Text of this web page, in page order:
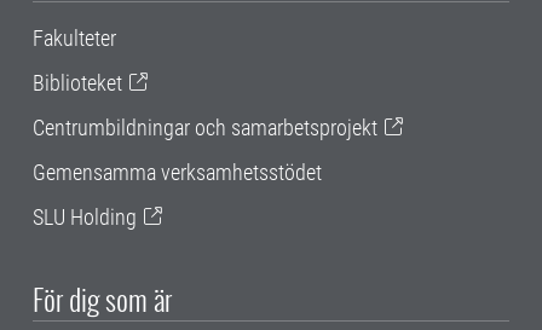
Fakulteter
Biblioteket
Centrumbildningar och samarbetsprojekt
Gemensamma verksamhetsstödet
SLU Holding
För dig som är